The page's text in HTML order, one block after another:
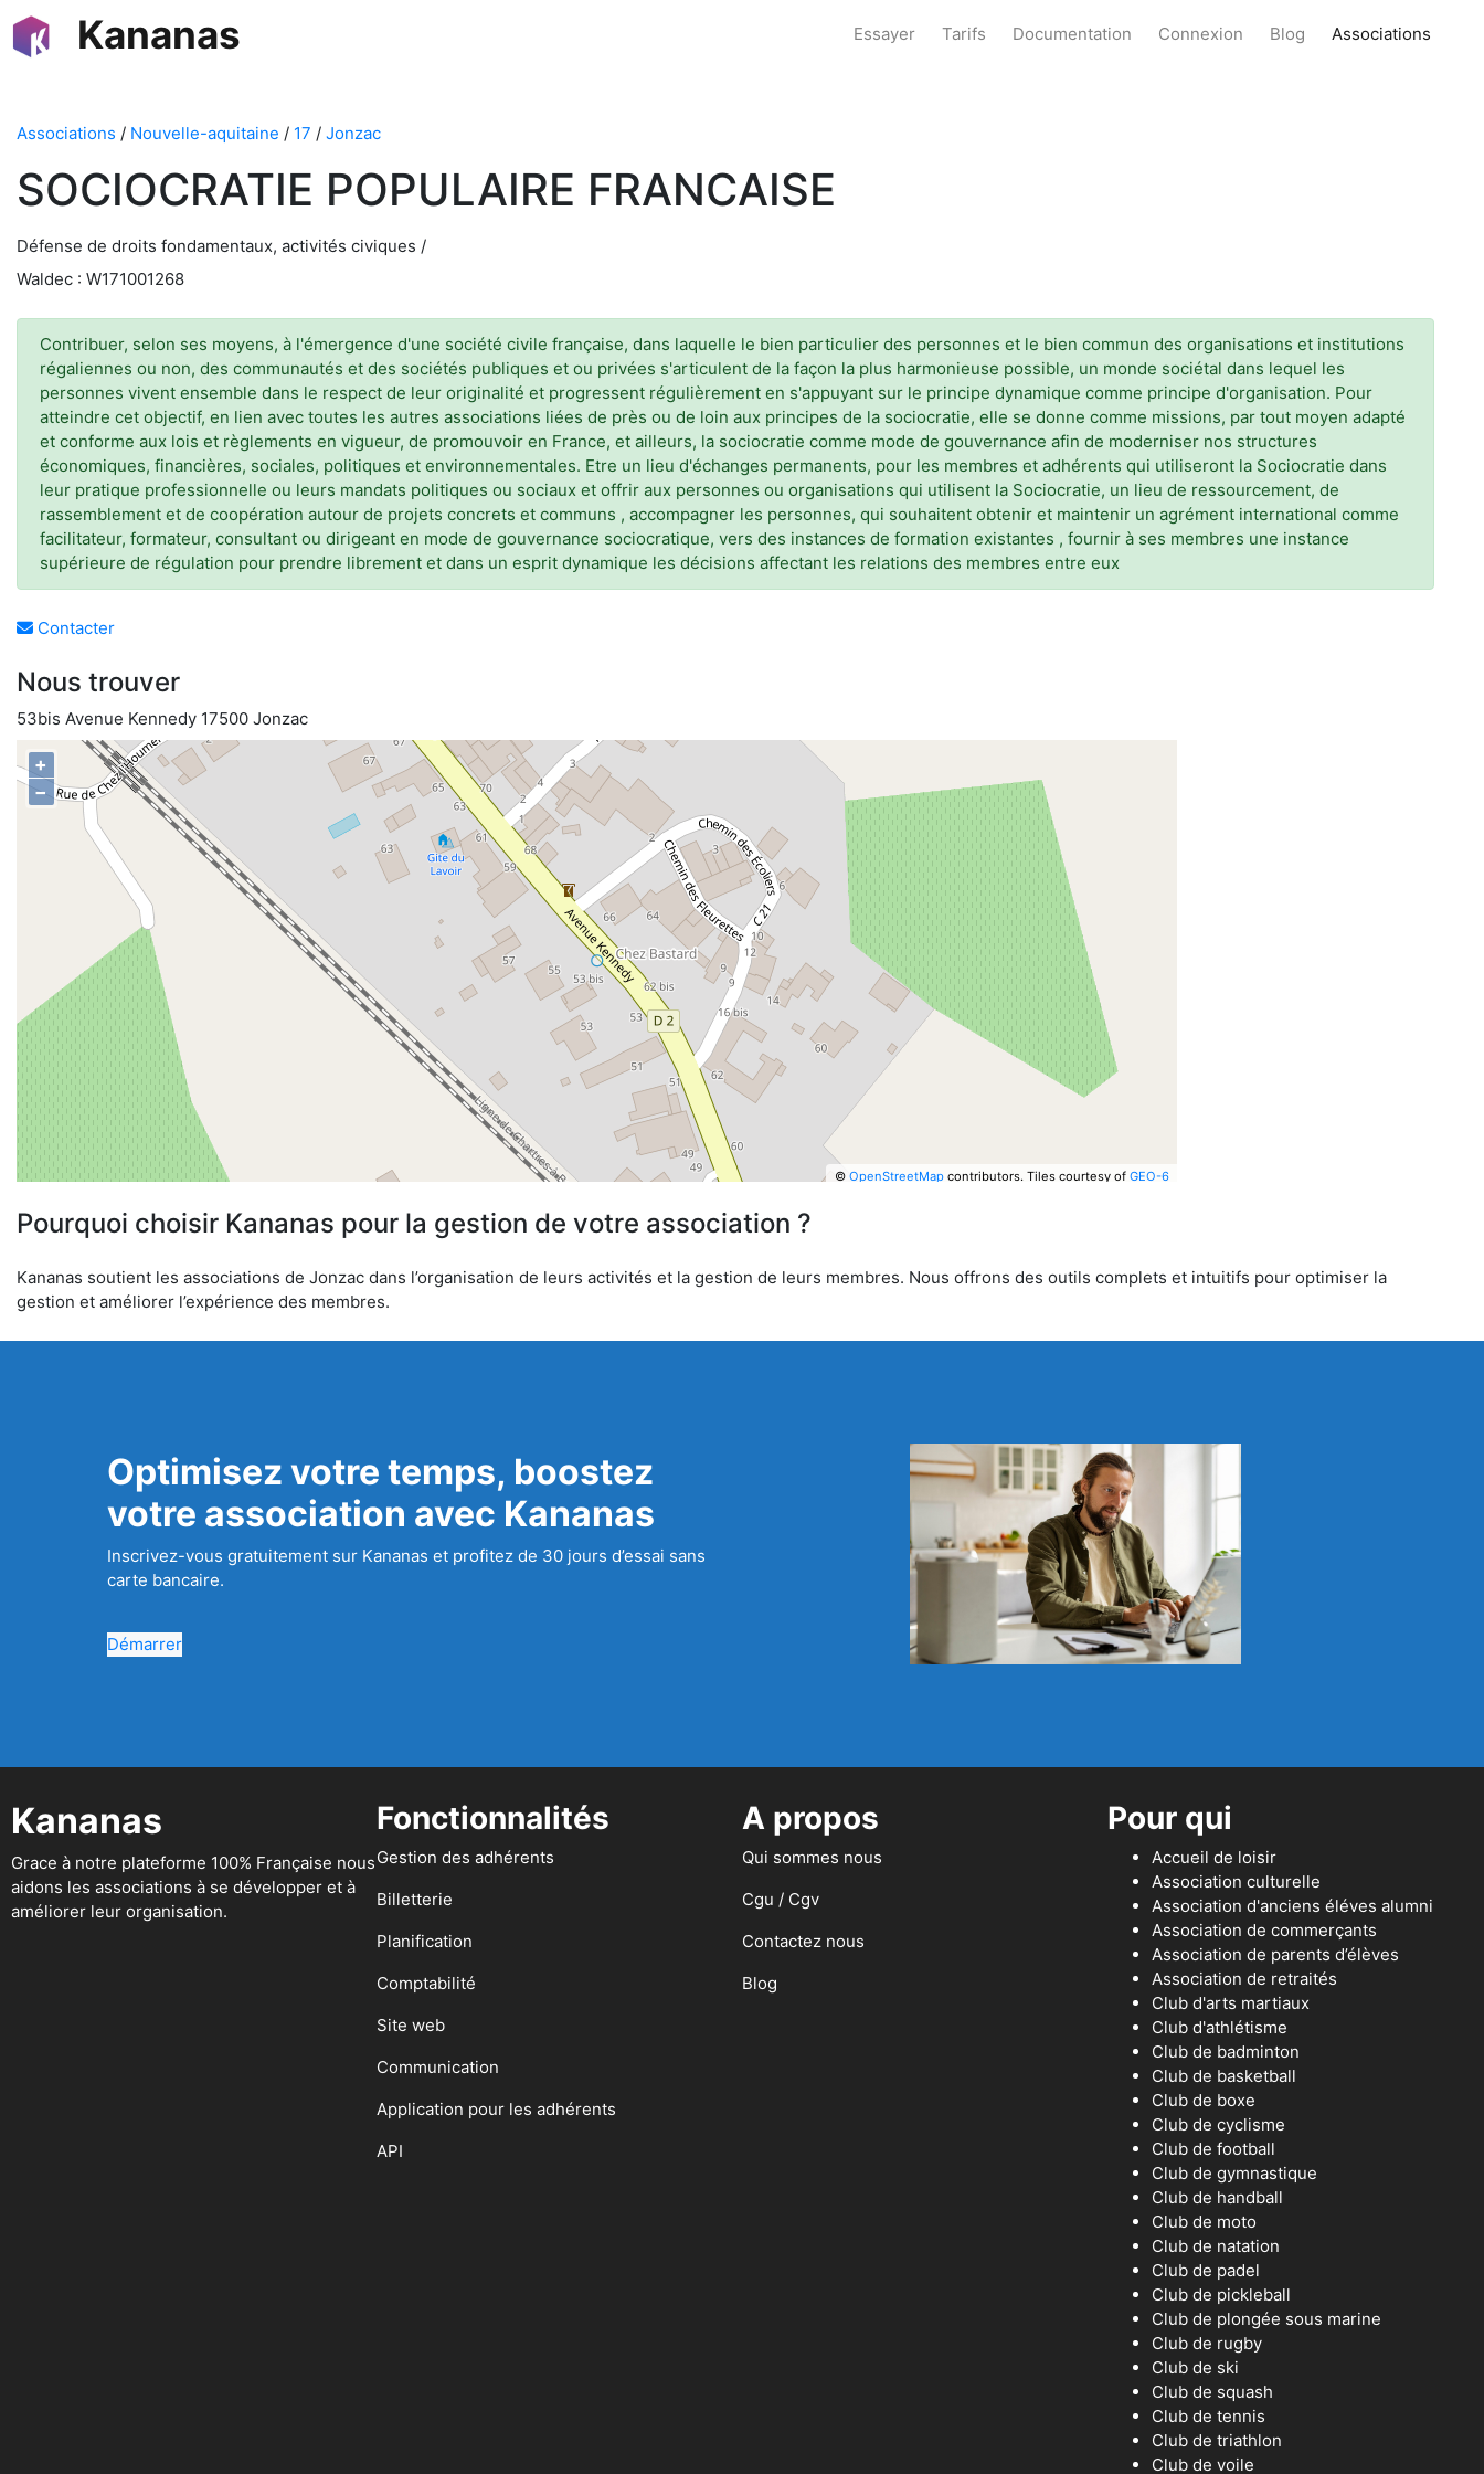
Kananas Essayer Tarifs Documentation Connexion Blog Associations
Associations / Nouvelle-aquitaine / 17 / Jonzac
SOCIOCRATIE POPULAIRE FRANCAISE
Défense de droits fondamentaux, activités civiques /
Waldec : W171001268
Contribuer, selon ses moyens, à l'émergence d'une société civile française, dans laquelle le bien particulier des personnes et le bien commun des organisations et institutions
régaliennes ou non, des communautés et des sociétés publiques et ou privées s'articulent de la façon la plus harmonieuse possible, un monde sociétal dans lequel les
personnes vivent ensemble dans le respect de leur originalité et progressent régulièrement en s'appuyant sur le principe dynamique comme principe d'organisation. Pour
atteindre cet objectif, en lien avec toutes les autres associations liées de près ou de loin aux principes de la sociocratie, elle se donne comme missions, par tout moyen adapté
et conforme aux lois et règlements en vigueur, de promouvoir en France, et ailleurs, la sociocratie comme mode de gouvernance afin de moderniser nos structures
économiques, financières, sociales, politiques et environnementales. Etre un lieu d'échanges permanents, pour les membres et adhérents qui utiliseront la Sociocratie dans
leur pratique professionnelle ou leurs mandats politiques ou sociaux et offrir aux personnes ou organisations qui utilisent la Sociocratie, un lieu de ressourcement, de
rassemblement et de coopération autour de projets concrets et communs , accompagner les personnes, qui souhaitent obtenir et maintenir un agrément international comme
facilitateur, formateur, consultant ou dirigeant en mode de gouvernance sociocratique, vers des instances de formation existantes , fournir à ses membres une instance
supérieure de régulation pour prendre librement et dans un esprit dynamique les décisions affectant les relations des membres entre eux
Contacter
Nous trouver
53bis Avenue Kennedy 17500 Jonzac
+
−
© OpenStreetMapcontributors. Tiles courtesy of GEO-6
Pourquoi choisir Kananas pour la gestion de votre association ?
Kananas soutient les associations de Jonzac dans l’organisation de leurs activités et la gestion de leurs membres. Nous offrons des outils complets et intuitifs pour optimiser la
gestion et améliorer l’expérience des membres.
Optimisez votre temps, boostez
votre association avec Kananas
Inscrivez-vous gratuitement sur Kananas et profitez de 30 jours d’essai sans
carte bancaire.
Démarrer
Kananas
Grace à notre plateforme 100% Française nous
aidons les associations à se développer et à
améliorer leur organisation.
Fonctionnalités
Gestion des adhérents
Billetterie
Planification
Comptabilité
Site web
Communication
Application pour les adhérents
API
A propos
Qui sommes nous
Cgu / Cgv
Contactez nous
Blog
Pour qui
Accueil de loisir
Association culturelle
Association d'anciens éléves alumni
Association de commerçants
Association de parents d’élèves
Association de retraités
Club d'arts martiaux
Club d'athlétisme
Club de badminton
Club de basketball
Club de boxe
Club de cyclisme
Club de football
Club de gymnastique
Club de handball
Club de moto
Club de natation
Club de padel
Club de pickleball
Club de plongée sous marine
Club de rugby
Club de ski
Club de squash
Club de tennis
Club de triathlon
Club de voile